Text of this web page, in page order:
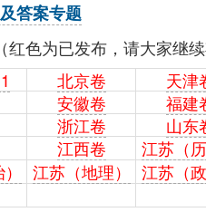
答案专题
色为已发布，请大家继续
北京卷 天津
安徽卷 福建
浙江卷 山东
江西卷 江苏（历
江苏（地理） 江苏（政